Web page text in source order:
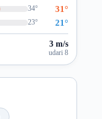
34° 31°
23° 21°
3 m/s
udari 8